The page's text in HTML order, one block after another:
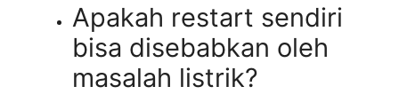
Apakah restart sendiri
bisa disebabkan oleh
masalah listrik?